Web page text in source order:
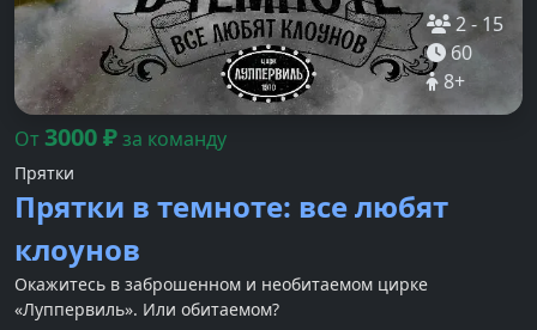
2- 15
60
8+
От3000₽за команду
Прятки
Прятки в темноте: все любят
клоунов
Окажитесь в заброшенном и необитаемом цирке
«Луппервиль». Или обитаемом?